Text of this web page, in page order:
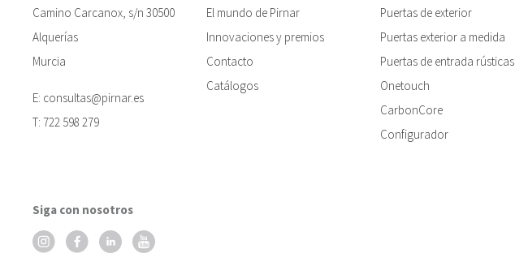
Camino Carcanox, s/n 30500
Alquerías
Murcia
E: consultas@pirnar.es
T: 722 598 279
El mundo de Pirnar
Innovaciones y premios
Contacto
Catálogos
Puertas de exterior
Puertas exterior a medida
Puertas de entrada rústicas
Onetouch
CarbonCore
Configurador
Siga con nosotros